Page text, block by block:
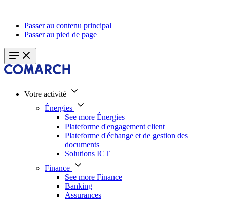
Passer au contenu principal
Passer au pied de page
Votre activité
Énergies
See more Énergies
Plateforme d'engagement client
Plateforme d'échange et de gestion des
documents
Solutions ICT
Finance
See more Finance
Banking
Assurances